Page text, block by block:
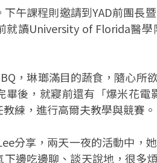
午課程則邀請到YAD前團長
就讀University of Florida醫
，琳瑯滿目的蔬食，隨心所
後，就寢前還有「爆米花電
練，進行高爾夫教學與競賽。
分享，兩天一夜的活動中，
邊吃邊聊、談天說地，很多